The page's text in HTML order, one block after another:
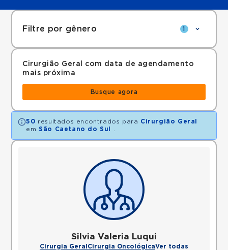
Filtre por gênero 1
Cirurgião Geral com data de agendamento
mais próxima
Busque agora
50 resultados encontrados para Cirurgião Geral
em São Caetano do Sul
Silvia Valeria Luqui
Cirurgia Geral Cirurgia OncológicaVer todas